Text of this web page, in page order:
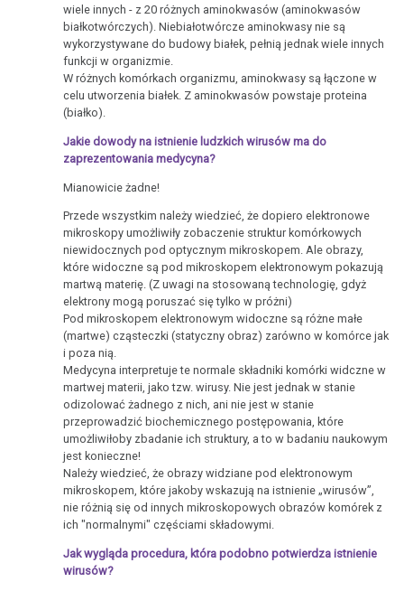
wiele innych - z 20 różnych aminokwasów (aminokwasów
białkotwórczych). Niebiałotwórcze aminokwasy nie są
wykorzystywane do budowy białek, pełnią jednak wiele innych
funkcji w organizmie.
W różnych komórkach organizmu, aminokwasy są łączone w
celu utworzenia białek. Z aminokwasów powstaje proteina
(białko).
Jakie dowody na istnienie ludzkich wirusów ma do
zaprezentowania medycyna?
Mianowicie żadne!
Przede wszystkim należy wiedzieć, że dopiero elektronowe
mikroskopy umożliwiły zobaczenie struktur komórkowych
niewidocznych pod optycznym mikroskopem. Ale obrazy,
które widoczne są pod mikroskopem elektronowym pokazują
martwą materię. (Z uwagi na stosowaną technologię, gdyż
elektrony mogą poruszać się tylko w próżni)
Pod mikroskopem elektronowym widoczne są różne małe
(martwe) cząsteczki (statyczny obraz) zarówno w komórce jak
i poza nią.
Medycyna interpretuje te normale składniki komórki widczne w
martwej materii, jako tzw. wirusy. Nie jest jednak w stanie
odizolować żadnego z nich, ani nie jest w stanie
przeprowadzić biochemicznego postępowania, które
umożliwiłoby zbadanie ich struktury, a to w badaniu naukowym
jest konieczne!
Należy wiedzieć, że obrazy widziane pod elektronowym
mikroskopem, które jakoby wskazują na istnienie „wirusów”,
nie różnią się od innych mikroskopowych obrazów komórek z
ich "normalnymi" częściami składowymi.
Jak wygląda procedura, która podobno potwierdza istnienie
wirusów?